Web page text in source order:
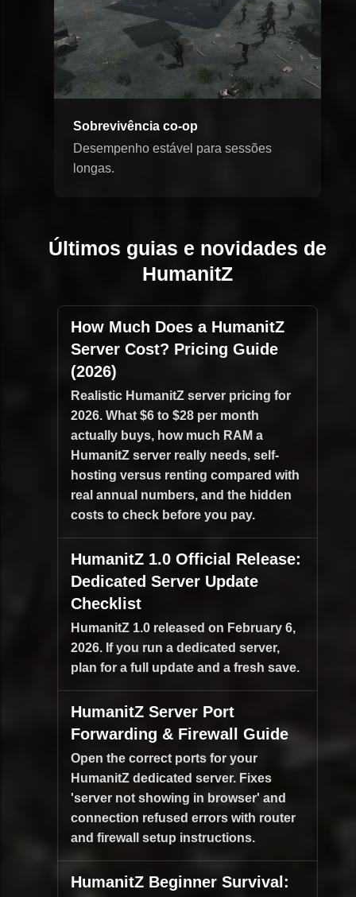
Sobrevivência co-op
Desempenho estável para sessões
longas.
Últimos guias e novidades de
HumanitZ
How Much Does a HumanitZ
Server Cost? Pricing Guide
(2026)
Realistic HumanitZ server pricing for
2026. What $6 to $28 per month
actually buys, how much RAM a
HumanitZ server really needs, self-
hosting versus renting compared with
real annual numbers, and the hidden
costs to check before you pay.
HumanitZ 1.0 Official Release:
Dedicated Server Update
Checklist
HumanitZ 1.0 released on February 6,
2026. If you run a dedicated server,
plan for a full update and a fresh save.
HumanitZ Server Port
Forwarding & Firewall Guide
Open the correct ports for your
HumanitZ dedicated server. Fixes
'server not showing in browser' and
connection refused errors with router
and firewall setup instructions.
HumanitZ Beginner Survival: